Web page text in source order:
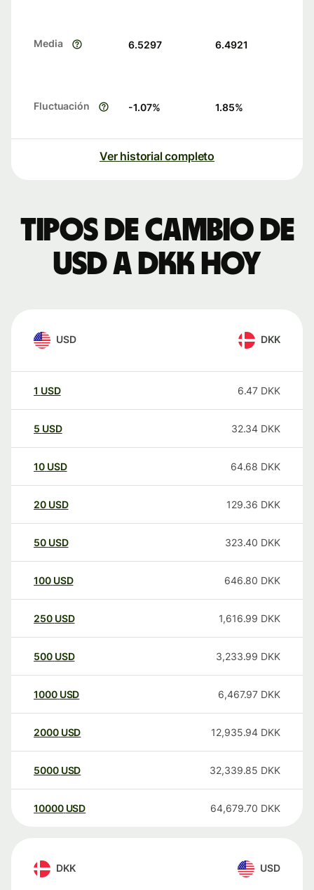
Media 6.5297 6.4921
Fluctuación -1.07% 1.85%
Ver historial completo
Tipos de cambio de
USD a DKK hoy
USD DKK
1 USD 6.47 DKK
5 USD 32.34 DKK
10 USD 64.68 DKK
20 USD 129.36 DKK
50 USD 323.40 DKK
100 USD 646.80 DKK
250 USD 1,616.99 DKK
500 USD 3,233.99 DKK
1000 USD 6,467.97 DKK
2000 USD 12,935.94 DKK
5000 USD 32,339.85 DKK
10000 USD 64,679.70 DKK
DKK USD